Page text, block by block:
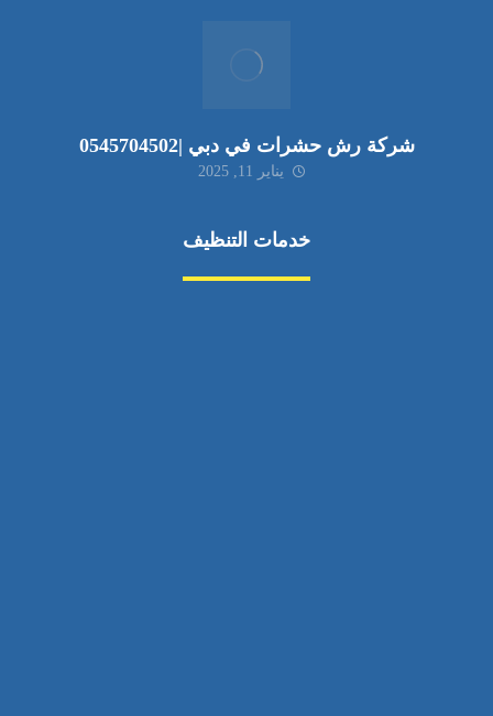
شركة رش حشرات في دبي |0545704502
يناير 11, 2025
خدمات التنظيف